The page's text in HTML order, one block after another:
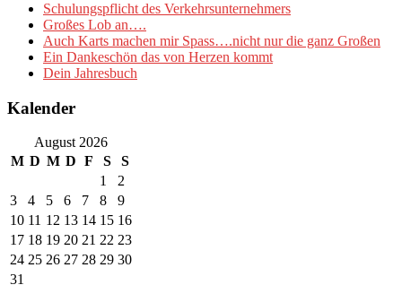
Schulungspflicht des Verkehrsunternehmers
Großes Lob an….
Auch Karts machen mir Spass….nicht nur die ganz Großen
Ein Dankeschön das von Herzen kommt
Dein Jahresbuch
Kalender
August 2026
M D M D F S
S
1
2
3
4 5 6 7 8
9
10 11 12 13 14 15 16
17 18 19 20 21 22 23
24 25 26 27 28 29 30
31